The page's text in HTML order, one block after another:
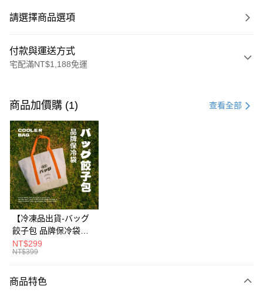
請選擇商品選項
付款與運送方式
宅配滿NT$1,188免運
信用卡一次付款
LINE Pay
Apple Pay
街口支付
悠遊付
Google Pay
貨到付款
本島冷凍／宅配有運費
商品加價購 (1) 查看全部
【冷凍品出貨-バッグ
餃子包 品牌保冷袋】
🍃環保水性油墨無毒首
選❌不含重金屬與甲醛
的高品質保冷袋✨設計
NT$299
NT$399
商品特色